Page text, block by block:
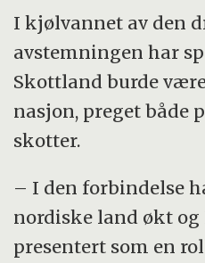
I kjølvannet av den
avstemningen har
Skottland burde
nasjon, preget både
skotter.
– I den forbindelse
nordiske land økt
presentert som en